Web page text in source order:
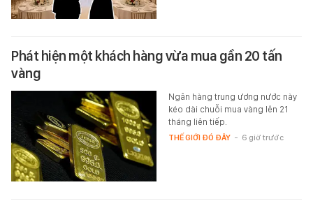
Phát hiện một khách hàng vừa mua gần 20 tấn
vàng
Ngân hàng trung ương nước này
kéo dài chuỗi mua vàng lên 21
tháng liên tiếp.
THẾ GIỚI ĐÓ ĐÂY - 6 giờ trước